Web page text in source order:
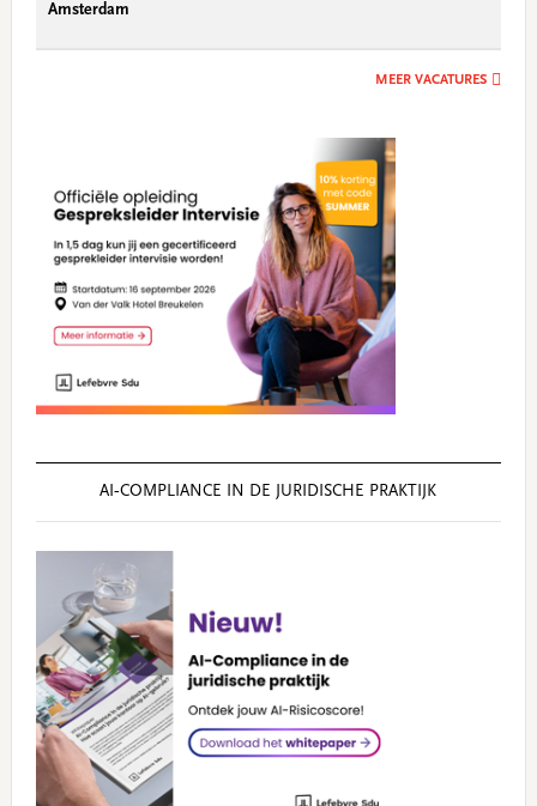
Amsterdam
MEER VACATURES
AI‑COMPLIANCE IN DE JURIDISCHE PRAKTIJK